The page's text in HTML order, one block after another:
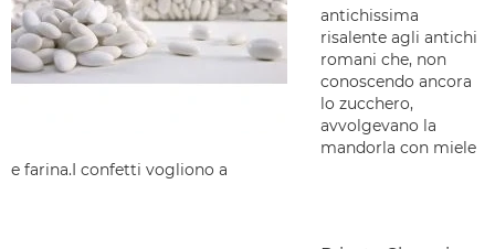
antichissima
risalente agli antichi
romani che, non
conoscendo ancora
lo zucchero,
avvolgevano la
mandorla con miele
e farina.I confetti vogliono a